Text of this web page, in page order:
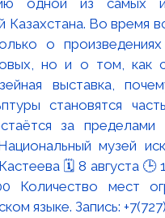
одной из самых
Казахстана. Во время
о
но и о том, как
выставка,
становятся
за пределами
музей
🗓 8 августа 🕒
Количество мест
языке. Запись: